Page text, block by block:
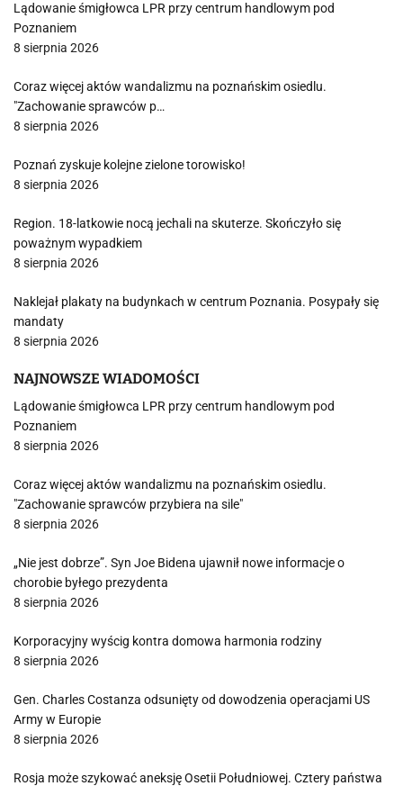
Lądowanie śmigłowca LPR przy centrum handlowym pod
Poznaniem
8 sierpnia 2026
Coraz więcej aktów wandalizmu na poznańskim osiedlu.
"Zachowanie sprawców p…
8 sierpnia 2026
Poznań zyskuje kolejne zielone torowisko!
8 sierpnia 2026
Region. 18-latkowie nocą jechali na skuterze. Skończyło się
poważnym wypadkiem
8 sierpnia 2026
Naklejał plakaty na budynkach w centrum Poznania. Posypały się
mandaty
8 sierpnia 2026
NAJNOWSZE WIADOMOŚCI
Lądowanie śmigłowca LPR przy centrum handlowym pod
Poznaniem
8 sierpnia 2026
Coraz więcej aktów wandalizmu na poznańskim osiedlu.
"Zachowanie sprawców przybiera na sile"
8 sierpnia 2026
„Nie jest dobrze”. Syn Joe Bidena ujawnił nowe informacje o
chorobie byłego prezydenta
8 sierpnia 2026
Korporacyjny wyścig kontra domowa harmonia rodziny
8 sierpnia 2026
Gen. Charles Costanza odsunięty od dowodzenia operacjami US
Army w Europie
8 sierpnia 2026
Rosja może szykować aneksję Osetii Południowej. Cztery państwa